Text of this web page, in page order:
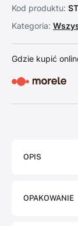
Kod produktu:
Kategoria:
Gdzie kupić
OPIS
OPAKOWANIE